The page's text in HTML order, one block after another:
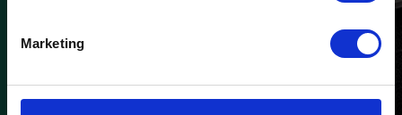
Marketing